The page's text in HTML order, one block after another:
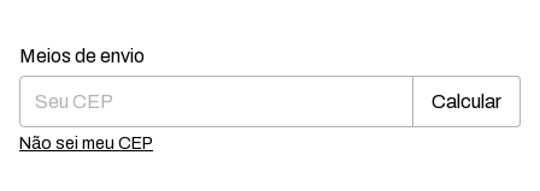
Entregas para o CEP:
Meios de envio
Calcular
Não sei meu CEP